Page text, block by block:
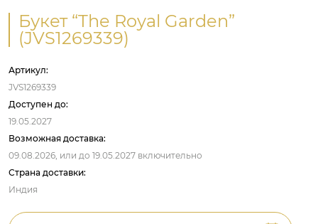
Букет “The Royal Garden”
(JVS1269339)
Артикул:
JVS1269339
Доступен до:
19.05.2027
Возможная доставка:
09.08.2026, или до 19.05.2027 включительно
Страна доставки:
Индия